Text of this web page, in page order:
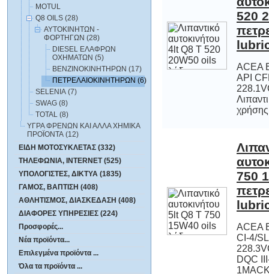
MOTUL
Q8 OILS (28)
ΑΥΤΟΚΙΝΗΤΩΝ -
ΦΟΡΤΗΓΩΝ (28)
DIESEL ΕΛΑΦΡΩΝ
ΟΧΗΜΑΤΩΝ (5)
ΒΕΝΖΙΝΟΚΙΝΗΤΗΡΩΝ (17)
ΠΕΤΡΕΛΑΙΟΚΙΝΗΤΗΡΩΝ (6)
SELENIA (7)
SWAG (8)
TOTAL (8)
ΥΓΡΑ ΦΡΕΝΩΝ ΚΑΙ ΑΛΛΑ ΧΗΜΙΚΑ
ΠΡΟΪΟΝΤΑ (12)
ΕΙΔΗ ΜΟΤΟΣΥΚΛΕΤΑΣ (332)
ΤΗΛΕΦΩΝΙΑ, INTERNET (525)
ΥΠΟΛΟΓΙΣΤΕΣ, ΔΙΚΤΥΑ (1835)
ΓΑΜΟΣ, ΒΑΠΤΙΣΗ (408)
ΑΘΛΗΤΙΣΜΟΣ, ΔΙΑΣΚΕΔΑΣΗ (408)
ΔΙΑΦΟΡΕΣ ΥΠΗΡΕΣΙΕΣ (224)
Προσφορές...
Νέα προϊόντα...
Επιλεγμένα προϊόντα ...
Όλα τα προϊόντα ...
ACEA
API
750
ACEA
CI-4/
DQC